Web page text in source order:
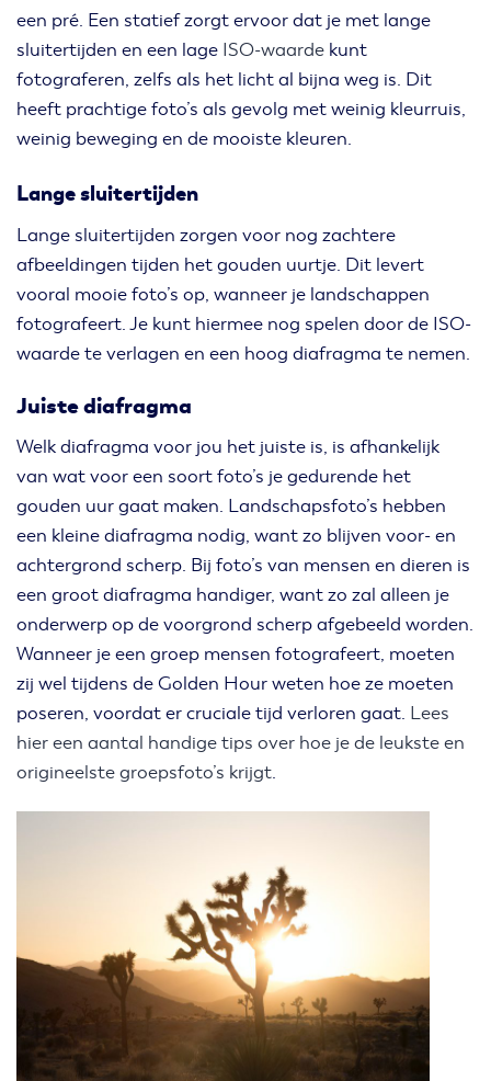
een pré. Een statief zorgt ervoor dat je met lange
sluitertijden en een lage ISO-waarde kunt
fotograferen, zelfs als het licht al bijna weg is. Dit
heeft prachtige foto’s als gevolg met weinig kleurruis,
weinig beweging en de mooiste kleuren.
Lange sluitertijden
Lange sluitertijden zorgen voor nog zachtere
afbeeldingen tijden het gouden uurtje. Dit levert
vooral mooie foto’s op, wanneer je landschappen
fotografeert. Je kunt hiermee nog spelen door de ISO-
waarde te verlagen en een hoog diafragma te nemen.
Juiste diafragma
Welk diafragma voor jou het juiste is, is afhankelijk
van wat voor een soort foto’s je gedurende het
gouden uur gaat maken. Landschapsfoto’s hebben
een kleine diafragma nodig, want zo blijven voor- en
achtergrond scherp. Bij foto’s van mensen en dieren is
een groot diafragma handiger, want zo zal alleen je
onderwerp op de voorgrond scherp afgebeeld worden.
Wanneer je een groep mensen fotografeert, moeten
zij wel tijdens de Golden Hour weten hoe ze moeten
poseren, voordat er cruciale tijd verloren gaat. Lees
hier een aantal handige tips over hoe je de leukste en
origineelste groepsfoto’s krijgt.